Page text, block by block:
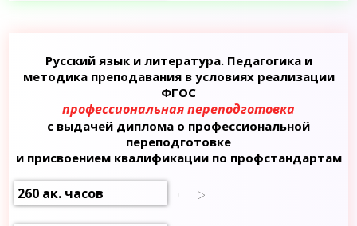
Русский язык и литература. Педагогика и
методика преподавания в условиях реализации
ФГОС
профессиональная переподготовка
с выдачей диплома о профессиональной
переподготовке
и присвоением квалификации по профстандартам
260 ак. часов